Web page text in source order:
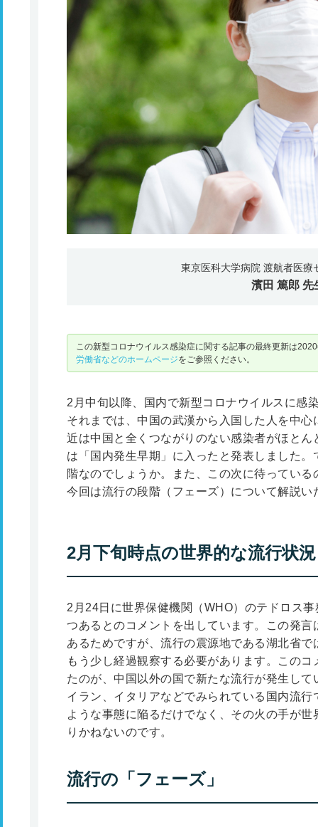
東京医科大学病院 渡航者医療
濱田 篤郎 先
この新型コロナウイルス感染症に関する記事の最終更新は
労働省などのホームページをご参照ください。
2月中旬以降、国内で新型コロナウイルスに感
それまでは、中国の武漢から入国した人を中
近は中国と全くつながりのない感染者がほと
は「国内発生早期」に入ったと発表しました
階なのでしょうか。また、この次に待ってい
今回は流行の段階（フェーズ）について解説い
2月下旬時点の世界的な流行状況
2月24日に世界保健機関（WHO）のテドロス
つあるとのコメントを出しています。この発
あるためですが、流行の震源地である湖北省
もう少し経過観察する必要があります。この
たのが、中国以外の国で新たな流行が発生し
イラン、イタリアなどでみられている国内流
ような事態に陥るだけでなく、その火の手が
りかねないのです。
流行の「フェーズ」